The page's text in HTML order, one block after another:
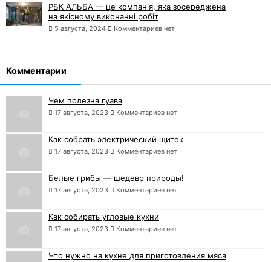
РБК АЛЬБА — це компанія, яка зосереджена
на якісному виконанні робіт
5 августа, 2024 Комментариев нет
Комментарии
Чем полезна гуава
17 августа, 2023 Комментариев нет
Как собрать электрический щиток
17 августа, 2023 Комментариев нет
Белые грибы — шедевр природы!
17 августа, 2023 Комментариев нет
Как собирать угловые кухни
17 августа, 2023 Комментариев нет
Что нужно на кухне для приготовления мяса